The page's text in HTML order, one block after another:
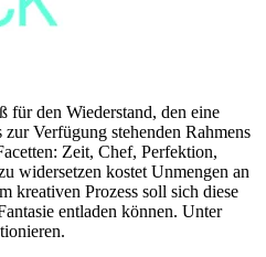
den Wiederstand, den eine
Verfügung stehenden Rahmens
Zeit, Chef, Perfektion,
widersetzen kostet Unmengen an
kreativen Prozess soll sich diese
entladen können. Unter